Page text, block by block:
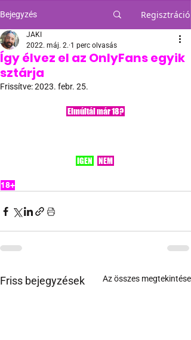
Bejegyzés Regisztráció
Így élvez el az OnlyFans egyik
sztárja
JAKI
2022. máj. 2. 1 perc olvasás
Frissítve:2023. febr. 25.
Elmúltál már 18?
IGEN NEM
18+
Friss bejegyzések Az összes megtekintése